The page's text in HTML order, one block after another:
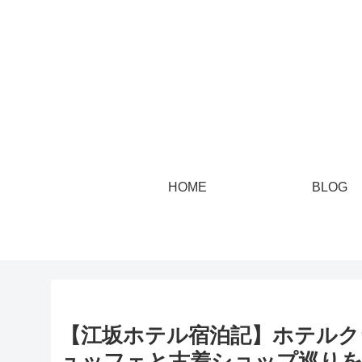
HOME BLOG
【江坂ホテル宿泊記】ホテル